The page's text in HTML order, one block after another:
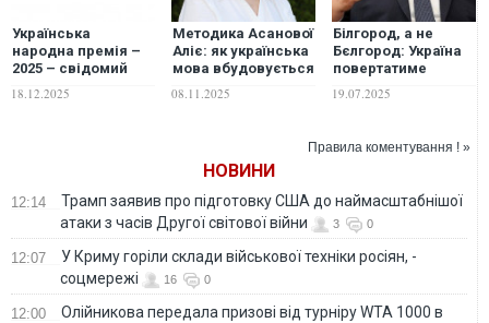
Українська
народна премія –
2025 – свідомий
18.12.2025
Методика Асанової
Аліє: як українська
мова вбудовується
американського
08.11.2025
Білгород, а не
Бєлгород: Україна
повертатиме
іноземним містам,
19.07.2025
Правила коментування ! »
НОВИНИ
12:14
Трамп заявив про підготовку США до наймасштабнішої
атаки з часів Другої світової війни
3 0
12:07
У Криму горіли склади військової техніки росіян, -
соцмережі
16 0
12:00
Олійникова передала призові від турніру WTA 1000 в